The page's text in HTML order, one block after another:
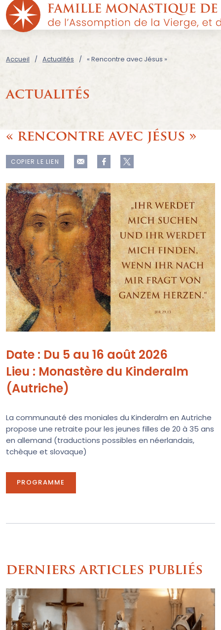
Accueil Actualités « Rencontre avec Jésus »
actualités
« rencontre avec jésus »
COPIER LE LIEN
Date : Du 5 au 16 août 2026
Lieu : Monastère du Kinderalm
(Autriche)
La communauté des moniales du Kinderalm en Autriche
propose une retraite pour les jeunes filles de 20 à 35 ans
en allemand (traductions possibles en néerlandais,
tchèque et slovaque)
PROGRAMME
derniers articles publiés